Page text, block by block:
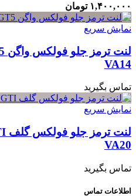
۱,۴۰۰,۰۰۰ تومان
نمایش سریع
VA14
تماس بگیرید
نمایش سریع
VA20
تماس بگیرید
اطلاعات تماس